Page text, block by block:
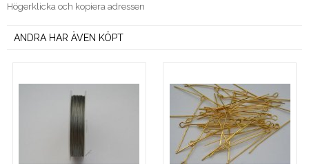
Högerklicka och kopiera adressen
ANDRA HAR ÄVEN KÖPT